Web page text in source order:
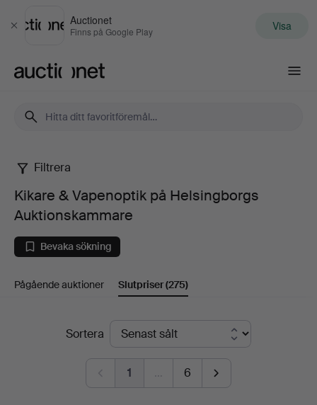
Stäng
Auctionet
Finns på Google Play Visa
Kikare
Vapenoptik
på
Auktionskammare
Filtrera
Kikare & Vapenoptik på Helsingborgs
Auktionskammare
Bevaka sökning
Pågående auktioner Slutpriser(275)
SlutpriserSortera
1 … 6